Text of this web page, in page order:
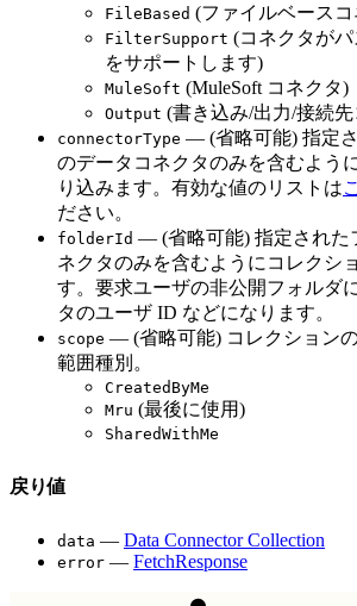
FileBased (ファイルベース
FilterSupport (コネクタが
をサポートします)
MuleSoft (MuleSoft コネクタ)
Output (書き込み/出力/接続
connectorType — (省略可能) 指定
のデータコネクタのみを含むよう
り込みます。有効な値のリストは
ださい。
folderId — (省略可能) 指定された
ネクタのみを含むようにコレクシ
す。要求ユーザの非公開フォルダ
タのユーザ ID などになります。
scope — (省略可能) コレクション
範囲種別。
CreatedByMe
Mru (最後に使用)
SharedWithMe
戻り値
data — Data Connector Collection
error — FetchResponse